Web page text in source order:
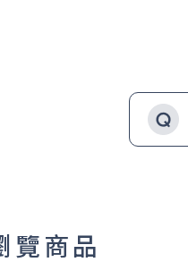
覽商品